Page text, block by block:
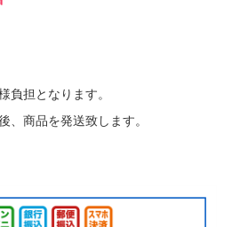
負担となります。
、商品を発送致します。